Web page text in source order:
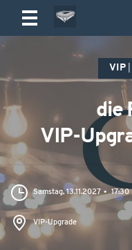
VIP
die
VIP-
Samstag, 13.11.2027 17:30
VIP-Upgrade